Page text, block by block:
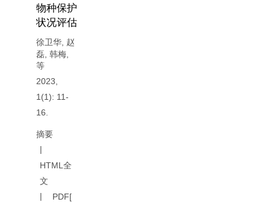
物种保护
状况评估
徐卫华 赵
磊 韩梅
等
2023,
1(1): 11-
16.
摘要
HTML全
文
PDF[